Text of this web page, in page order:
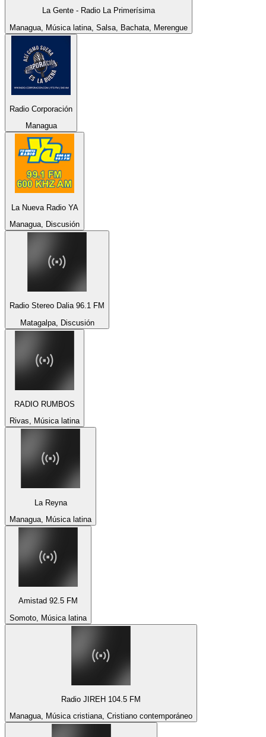
La Gente - Radio La Primerísima
Managua, Música latina, Salsa, Bachata, Merengue
Radio Corporación
Managua
La Nueva Radio YA
Managua, Discusión
Radio Stereo Dalia 96.1 FM
Matagalpa, Discusión
RADIO RUMBOS
Rivas, Música latina
La Reyna
Managua, Música latina
Amistad 92.5 FM
Somoto, Música latina
Radio JIREH 104.5 FM
Managua, Música cristiana, Cristiano contemporáneo